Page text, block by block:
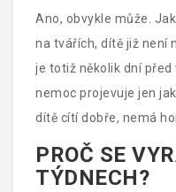
následků a dítě se
životu.
Ano, obvykle může.
na tvářích, dítě již není
je totiž několik dní před
nemoc projevuje jen
dítě cítí dobře, nemá
důvod mu zakazovat
informujte u své
PROČ SE
TÝDNECH?